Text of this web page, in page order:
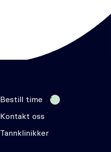
Bestill time
Kontakt oss
Tannklinikker